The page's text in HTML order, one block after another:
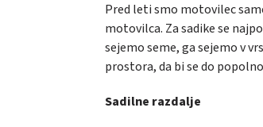
Pred leti smo motovilec
motovilca. Za sadike se
sejemo seme, ga sejemo v
prostora, da bi se do
Sadilne razdalje